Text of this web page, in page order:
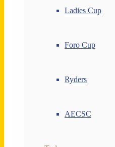
Ladies Cup
Foro Cup
Ryders
AECSC